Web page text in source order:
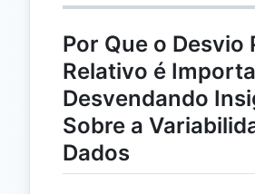
Por Que o Desvio
Relativo é
Desvendando
Sobre a
Dados